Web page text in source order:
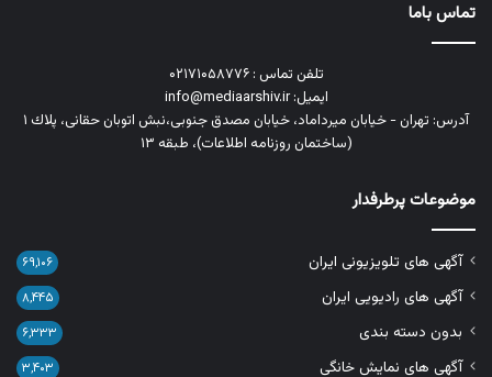
تماس باما
تلفن تماس : ۰۲۱۷۱۰۵۸۷۷۶
ایمیل: info@mediaarshiv.ir
آدرس: تهران - خیابان میرداماد، خیابان مصدق جنوبی،نبش اتوبان حقانی، پلاك ١
(ساختمان روزنامه اطلاعات)، طبقه ۱۳
موضوعات پرطرفدار
آگهی های تلویزیونی ایران ۶۹,۱۰۶
آگهی های رادیویی ایران ۸,۴۴۵
بدون دسته بندی ۶,۳۳۳
آگهی های نمایش خانگی ۳,۴۰۳